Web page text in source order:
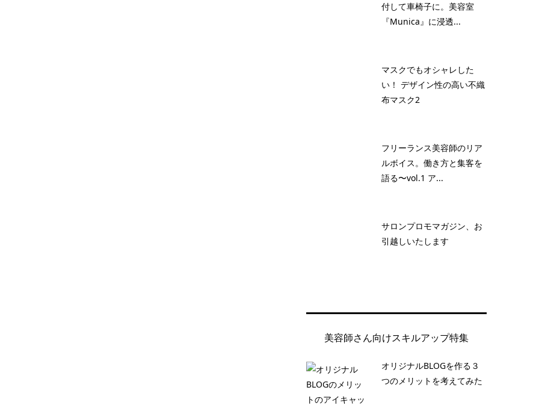
付して車椅子に。美容室
『Munica』に浸透...
マスクでもオシャレした
い！ デザイン性の高い不織
布マスク2
フリーランス美容師のリア
ルボイス。働き方と集客を
語る〜vol.1 ア...
サロンプロモマガジン、お
引越しいたします
美容師さん向けスキルアップ特集
オリジナルBLOGを作る３
つのメリットを考えてみた